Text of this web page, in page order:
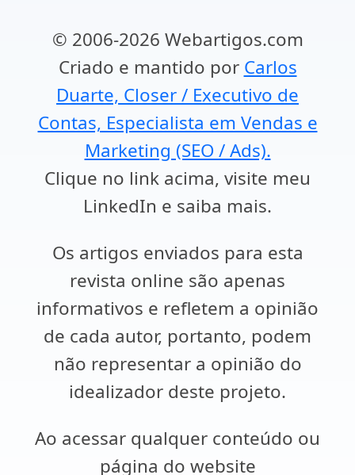
© 2006-2026 Webartigos.com
Criado e mantido por Carlos
Duarte, Closer / Executivo de
Contas, Especialista em Vendas e
Marketing (SEO / Ads).
Clique no link acima, visite meu
LinkedIn e saiba mais.
Os artigos enviados para esta
revista online são apenas
informativos e refletem a opinião
de cada autor, portanto, podem
não representar a opinião do
idealizador deste projeto.
Ao acessar qualquer conteúdo ou
página do website